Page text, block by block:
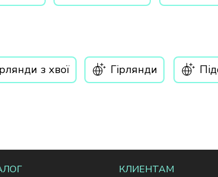
Гірлянди
з хвої
КЛИЕНТАМ